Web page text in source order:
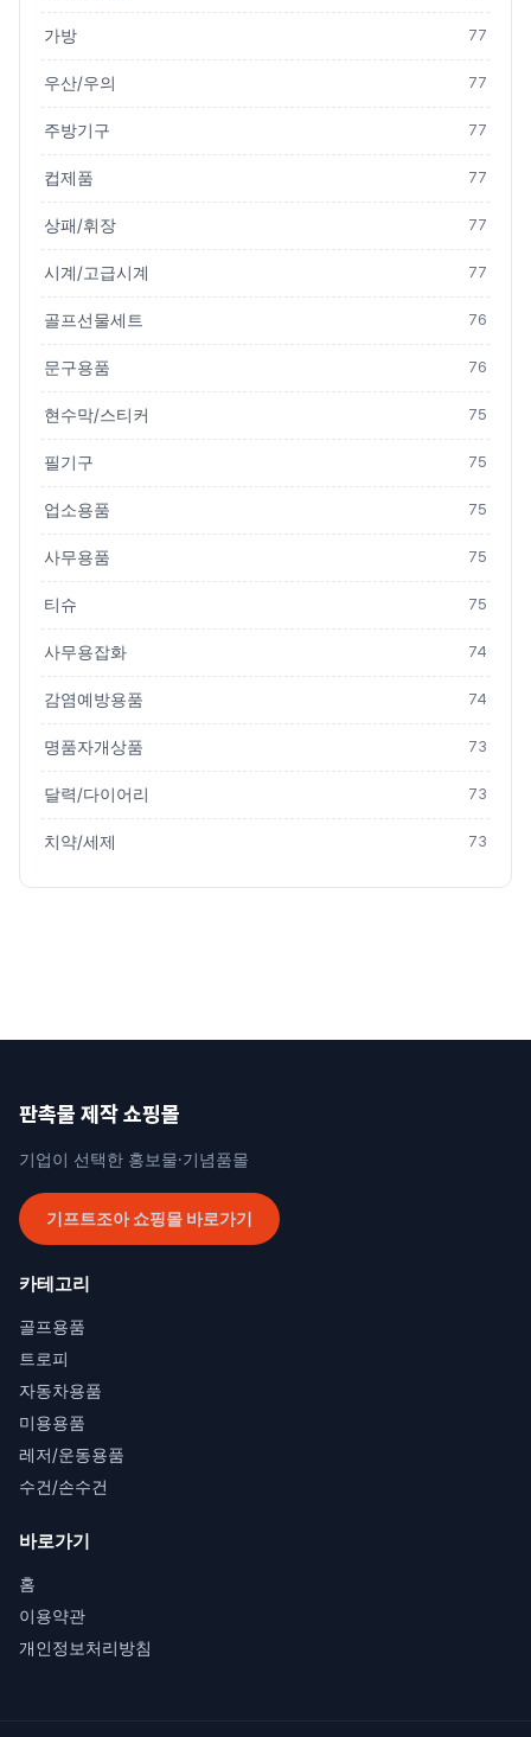
가방 77
우산/우의 77
주방기구 77
컵제품 77
상패/휘장 77
시계/고급시계 77
골프선물세트 76
문구용품 76
현수막/스티커 75
필기구 75
업소용품 75
사무용품 75
티슈 75
사무용잡화 74
감염예방용품 74
명품자개상품 73
달력/다이어리 73
치약/세제 73
판촉물 제작 쇼핑몰
기업이 선택한 홍보물·기념품몰
기프트조아 쇼핑몰 바로가기
카테고리
골프용품
트로피
자동차용품
미용용품
레저/운동용품
수건/손수건
바로가기
홈
이용약관
개인정보처리방침